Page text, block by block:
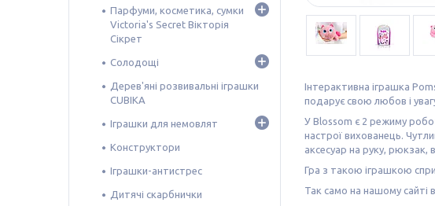
Інтерактивна іграшка
подарує свою любов і
У Blossom є 2 режиму
настрої вихованець.
аксесуар на руку, рюкзак,
Гра з такою іграшкою
Так само на нашому сайті
Парфуми, косметика, сумки
Victoria's Secret Вікторія
Сікрет
Солодощі
Дерев'яні розвивальні іграшки
CUBIKA
Іграшки для немовлят
Конструктори
Іграшки-антистрес
Дитячі скарбнички